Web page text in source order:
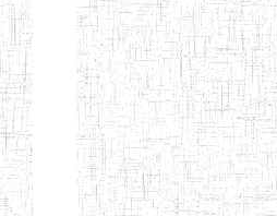
normal
ENI